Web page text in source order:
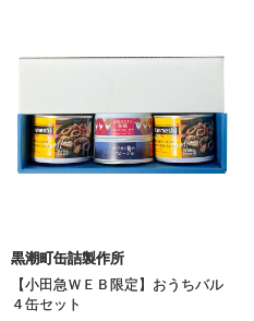
黒潮町缶詰製作所
【小田急ＷＥＢ限定】おうちバル
４缶セット